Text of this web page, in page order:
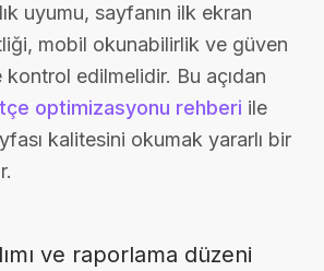
uyumu, sayfanın ilk ekran
mobil okunabilirlik ve güven
kontrol edilmelidir. Bu açıdan
optimizasyonu rehberi ile
kalitesini okumak yararlı bir
ve raporlama düzeni